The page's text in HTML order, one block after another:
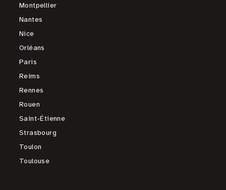
Montpellier
Nantes
Nice
Orléans
Paris
Reims
Rennes
Rouen
Saint-Étienne
Strasbourg
Toulon
Toulouse